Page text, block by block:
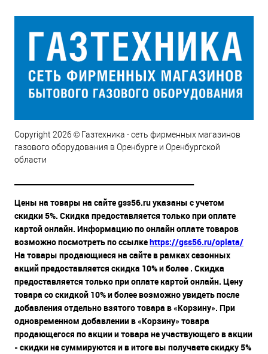
Copyright 2026 © Газтехника - сеть фирменных магазинов
газового оборудования в Оренбурге и Оренбургской
области
Цены на товары на сайте gss56.ru указаны с учетом
скидки 5%. Скидка предоставляется только при оплате
картой онлайн. Информацию по онлайн оплате товаров
возможно посмотреть по ссылкеhttps://gss56.ru/oplata/
На товары продающиеся на сайте в рамках сезонных
акций предоставляется скидка 10% и более . Скидка
предоставляется только при оплате картой онлайн. Цену
товара со скидкой 10% и более возможно увидеть после
добавления отдельно взятого товара в «Корзину». При
одновременном добавлении в «Корзину» товара
продающегося по акции и товара не участвующего в акции
- скидки не суммируются и в итоге вы получаете скидку 5%